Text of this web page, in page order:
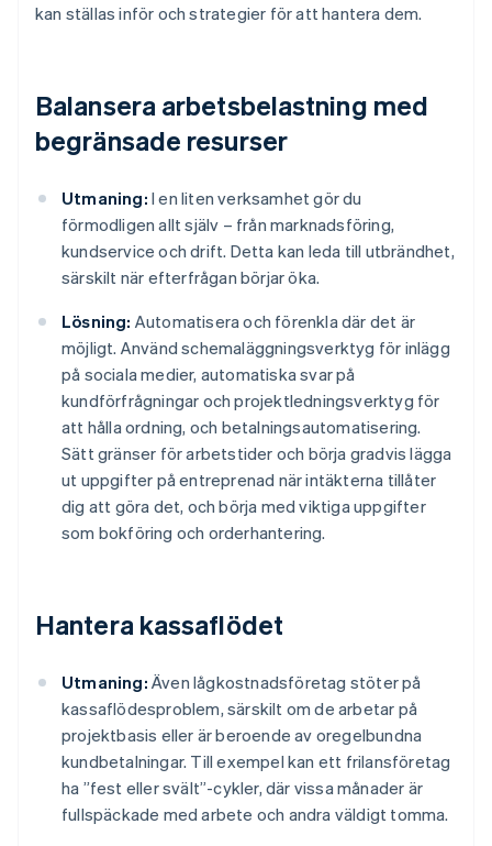
kan ställas inför och strategier för att hantera dem.
Balansera arbetsbelastning med
begränsade resurser
Utmaning: I en liten verksamhet gör du
förmodligen allt själv – från marknadsföring,
kundservice och drift. Detta kan leda till utbrändhet,
särskilt när efterfrågan börjar öka.
Lösning: Automatisera och förenkla där det är
möjligt. Använd schemaläggningsverktyg för inlägg
på sociala medier, automatiska svar på
kundförfrågningar och projektledningsverktyg för
att hålla ordning, och betalningsautomatisering.
Sätt gränser för arbetstider och börja gradvis lägga
ut uppgifter på entreprenad när intäkterna tillåter
dig att göra det, och börja med viktiga uppgifter
som bokföring och orderhantering.
Hantera kassaflödet
Utmaning: Även lågkostnadsföretag stöter på
kassaflödesproblem, särskilt om de arbetar på
projektbasis eller är beroende av oregelbundna
kundbetalningar. Till exempel kan ett frilansföretag
ha ”fest eller svält”-cykler, där vissa månader är
fullspäckade med arbete och andra väldigt tomma.